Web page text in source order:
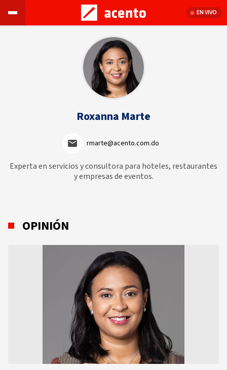
EN VIVO
Roxanna Marte
rmarte@acento.com.do
Experta en servicios y consultora para hoteles, restaurantes
y empresas de eventos.
OPINIÓN